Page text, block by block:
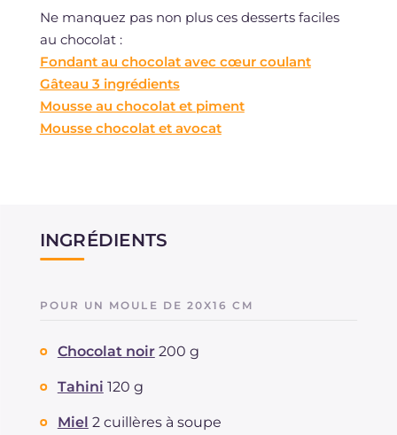
Ne manquez pas non plus ces desserts faciles
au chocolat :
Fondant au chocolat avec cœur coulant
Gâteau 3 ingrédients
Mousse au chocolat et piment
Mousse chocolat et avocat
INGRÉDIENTS
POUR UN MOULE DE 20X16 CM
Chocolat noir 200 g
Tahini 120 g
Miel 2 cuillères à soupe